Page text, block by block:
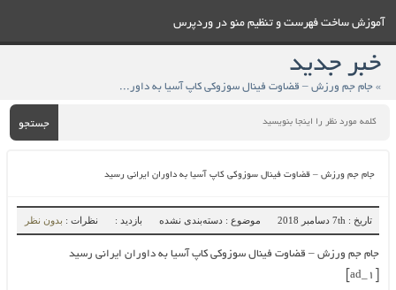
آموزش ساخت فهرست و تنظيم منو در وردپرس
خبر جدید
» جام جم ورزش – قضاوت فینال سوزوکی کاپ آسیا به داوران ایرانی رسید
جستجو
جام جم ورزش – قضاوت فینال سوزوکی کاپ آسیا به داوران ایرانی رسید
تاریخ : 7th دسامبر 2018 موضوع : دسته‌بندی نشده بازدید : نظرات : بدون نظر
جام جم ورزش – قضاوت فینال سوزوکی کاپ آسیا به داوران ایرانی رسید